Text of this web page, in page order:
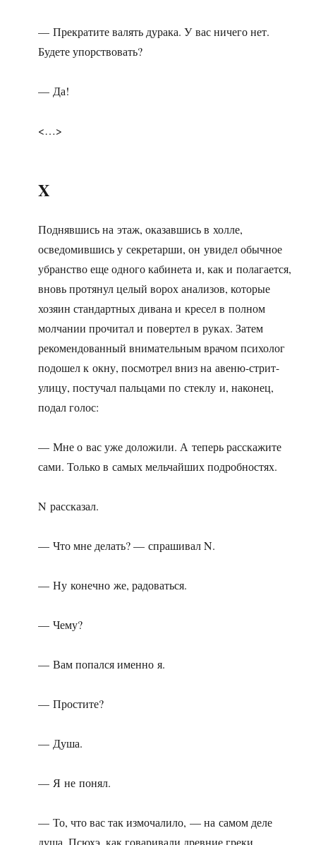
— Прекратите валять дурака. У вас ничего нет.
Будете упорствовать?
— Да!
<…>
X
Поднявшись на этаж, оказавшись в холле,
осведомившись у секретарши, он увидел обычное
убранство еще одного кабинета и, как и полагается,
вновь протянул целый ворох анализов, которые
хозяин стандартных дивана и кресел в полном
молчании прочитал и повертел в руках. Затем
рекомендованный внимательным врачом психолог
подошел к окну, посмотрел вниз на авеню-стрит-
улицу, постучал пальцами по стеклу и, наконец,
подал голос:
— Мне о вас уже доложили. А теперь расскажите
сами. Только в самых мельчайших подробностях.
N рассказал.
— Что мне делать? — спрашивал N.
— Ну конечно же, радоваться.
— Чему?
— Вам попался именно я.
— Простите?
— Душа.
— Я не понял.
— То, что вас так измочалило, — на самом деле
душа. Псюхэ, как говаривали древние греки.